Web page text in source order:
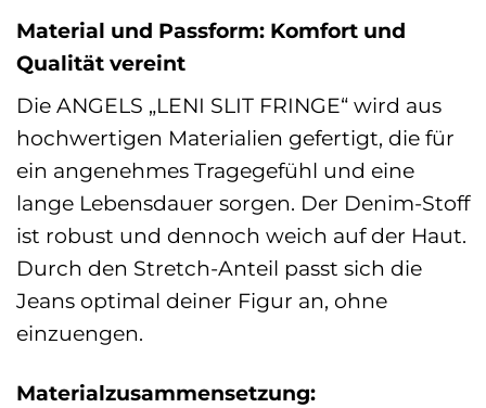
Material und Passform: Komfort und
Qualität vereint
Die ANGELS „LENI SLIT FRINGE“ wird aus
hochwertigen Materialien gefertigt, die für
ein angenehmes Tragegefühl und eine
lange Lebensdauer sorgen. Der Denim-Stoff
ist robust und dennoch weich auf der Haut.
Durch den Stretch-Anteil passt sich die
Jeans optimal deiner Figur an, ohne
einzuengen.
Materialzusammensetzung: